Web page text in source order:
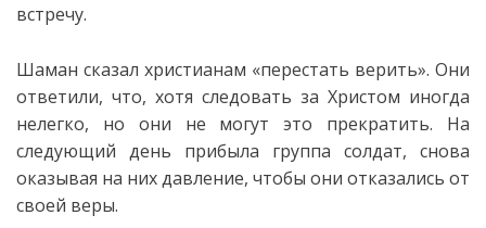
встречу.
Шаман сказал христианам «перестать верить». Они
ответили, что, хотя следовать за Христом иногда
нелегко, но они не могут это прекратить. На
следующий день прибыла группа солдат, снова
оказывая на них давление, чтобы они отказались от
своей веры.